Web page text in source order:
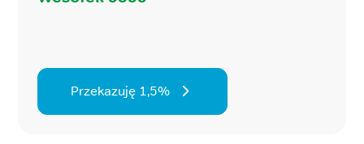
Przekazuję 1,5%